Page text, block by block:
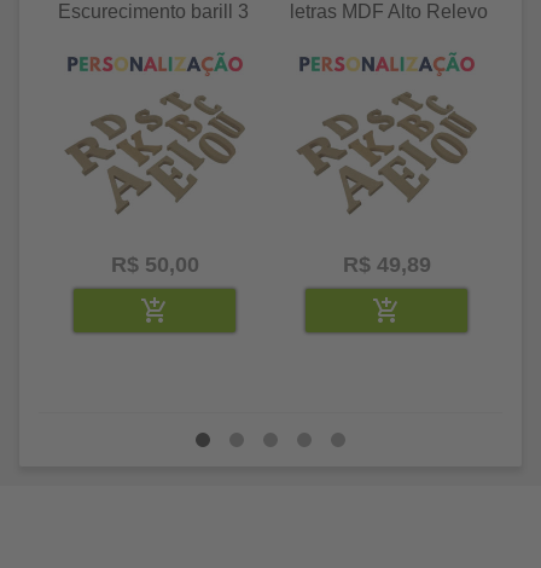
Escurecimento barill 3
R$ 50,00
letras MDF Alto Relevo
R$ 49,89